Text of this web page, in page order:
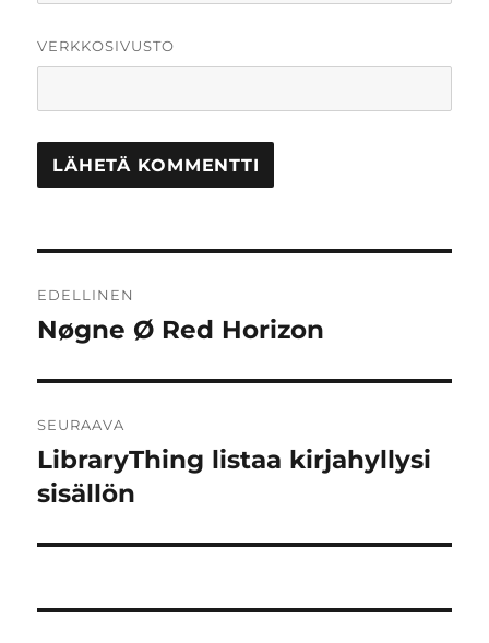
VERKKOSIVUSTO
selaus
EDELLINEN
Edellinen
Nøgne Ø Red Horizon
SEURAAVA
Seuraava
artikkeli:
LibraryThing listaa kirjahyllysi
sisällön